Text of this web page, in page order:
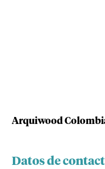
Arquiwood
Datos de